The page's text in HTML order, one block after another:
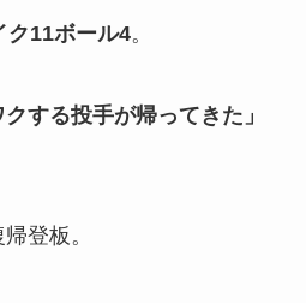
ク11ボール4。
クする投手が帰ってきた」
登板。